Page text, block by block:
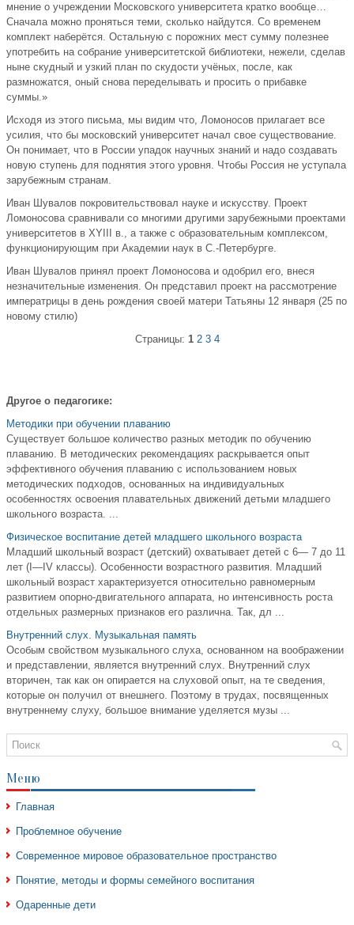
мнение о учреждении Московского университета кратко вообще…
Сначала можно проняться теми, сколько найдутся. Со временем
комплект наберётся. Остальную с порожних мест сумму полезнее
употребить на собрание университетской библиотеки, нежели, сделав
ныне скудный и узкий план по скудости учёных, после, как
размножатся, оный снова переделывать и просить о прибавке
суммы.»
Исходя из этого письма, мы видим что, Ломоносов прилагает все
усилия, что бы московский университет начал свое существование.
Он понимает, что в России упадок научных знаний и надо создавать
новую ступень для поднятия этого уровня. Чтобы Россия не уступала
зарубежным странам.
Иван Шувалов покровительствовал науке и искусству. Проект
Ломоносова сравнивали со многими другими зарубежными проектами
университетов в XYIII в., а также с образовательным комплексом,
функционирующим при Академии наук в С.-Петербурге.
Иван Шувалов принял проект Ломоносова и одобрил его, внеся
незначительные изменения. Он представил проект на рассмотрение
императрицы в день рождения своей матери Татьяны 12 января (25 по
новому стилю)
Страницы: 1 2 3 4
Другое о педагогике:
Методики при обучении плаванию
Существует большое количество разных методик по обучению
плаванию. В методических рекомендациях раскрывается опыт
эффективного обучения плаванию с использованием новых
методических подходов, основанных на индивидуальных
особенностях освоения плавательных движений детьми младшего
школьного возраста. ...
Физическое воспитание детей младшего школьного возраста
Младший школьный возраст (детский) охватывает детей с 6— 7 до 11
лет (I—IV классы). Особенности возрастного развития. Младший
школьный возраст характеризуется относительно равномерным
развитием опорно-двигательного аппарата, но интенсивность роста
отдельных размерных признаков его различна. Так, дл ...
Внутренний слух. Музыкальная память
Особым свойством музыкального слуха, основанном на воображении
и представлении, является внутренний слух. Внутренний слух
вторичен, так как он опирается на слуховой опыт, на те сведения,
которые он получил от внешнего. Поэтому в трудах, посвященных
внутреннему слуху, большое внимание уделяется музы ...
Меню
Главная
Проблемное обучение
Современное мировое образовательное пространство
Понятие, методы и формы семейного воспитания
Одаренные дети